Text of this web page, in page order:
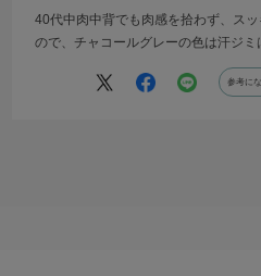
40代中肉中背でも肉感を拾わず、ス
ので、チャコールグレーの色は汗ジミ
参考に